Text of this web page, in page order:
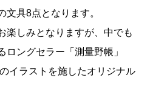
文具8点となります。
楽しみとなりますが、中でも
ングセラー「測量野帳」
イラストを施したオリジナル